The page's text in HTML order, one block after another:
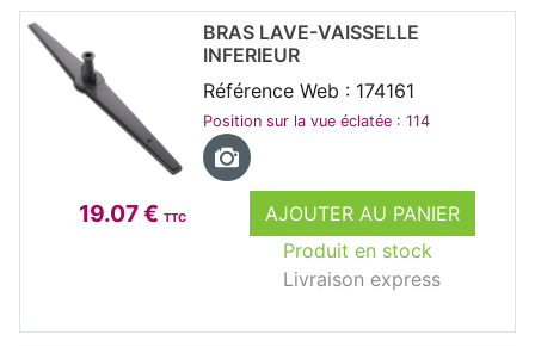
19.07 € TTC
AJOUTER AU PANIER
Produit en stock
Livraison express
BRAS LAVE-VAISSELLE
INFERIEUR
Référence Web : 174161
Position sur la vue éclatée : 114